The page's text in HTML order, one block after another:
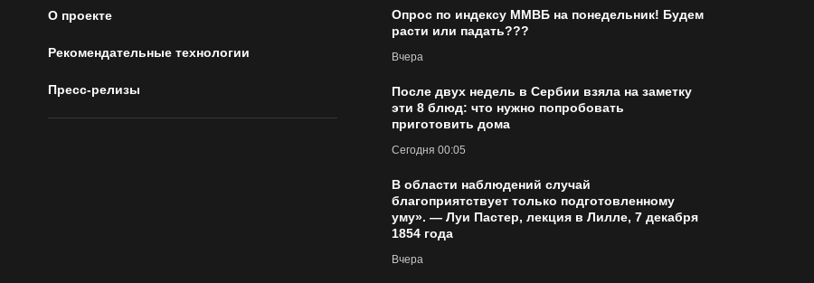
О проекте
Рекомендательные технологии
Пресс-релизы
Опрос по индексу ММВБ на понедельник! Будем
расти или падать???
Вчера
После двух недель в Сербии взяла на заметку
эти 8 блюд: что нужно попробовать
приготовить дома
Сегодня 00:05
В области наблюдений случай
благоприятствует только подготовленному
уму». — Луи Пастер, лекция в Лилле, 7 декабря
1854 года
Вчера